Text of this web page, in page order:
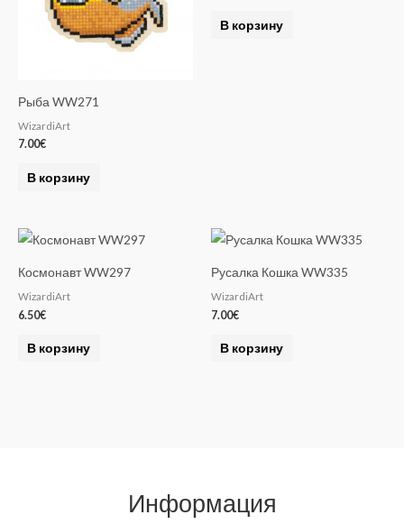
Рыба WW271
WizardiArt
7.00€
В корзину
В корзину
Космонавт WW297
WizardiArt
6.50€
В корзину
Русалка Кошка WW335
WizardiArt
7.00€
В корзину
Информация